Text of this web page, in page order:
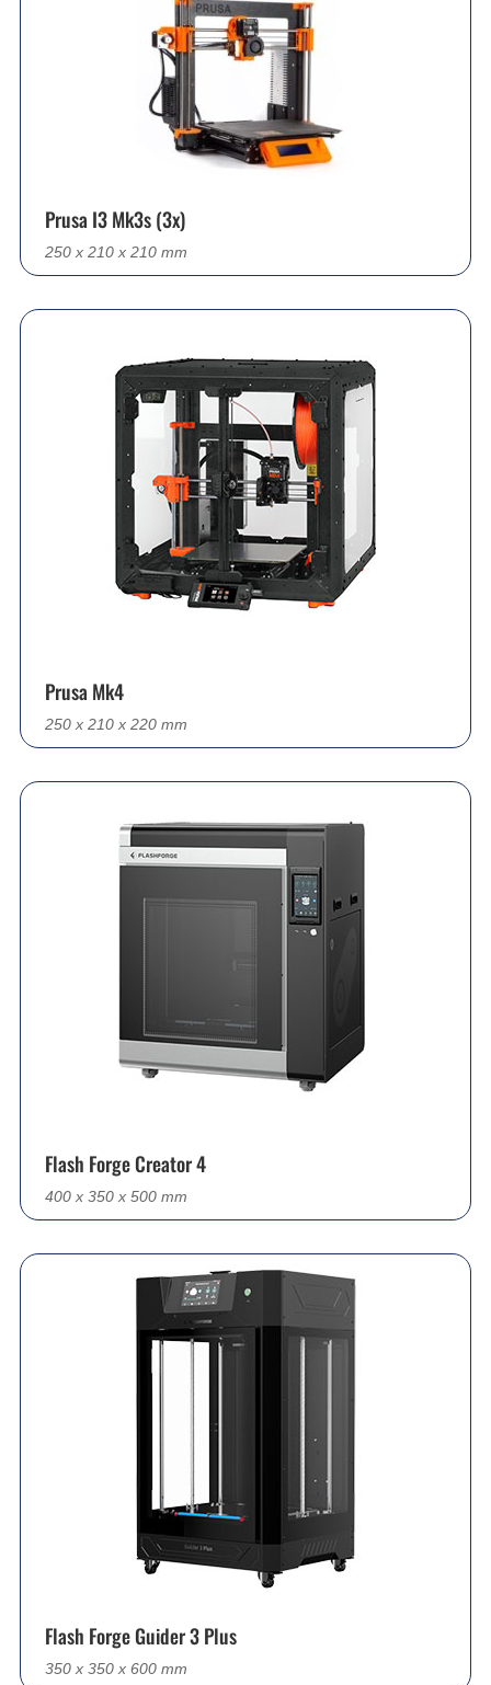
Prusa I3 Mk3s (3x)
250 x 210 x 210 mm
Prusa Mk4
250 x 210 x 220 mm
Flash Forge Creator 4
400 x 350 x 500 mm
Flash Forge Guider 3 Plus
350 x 350 x 600 mm